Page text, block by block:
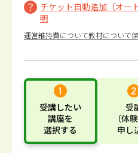
チケット自動追加（オー
明
運営維持費について教材について
受講したい
講座を
選択する
受
（体験
申し